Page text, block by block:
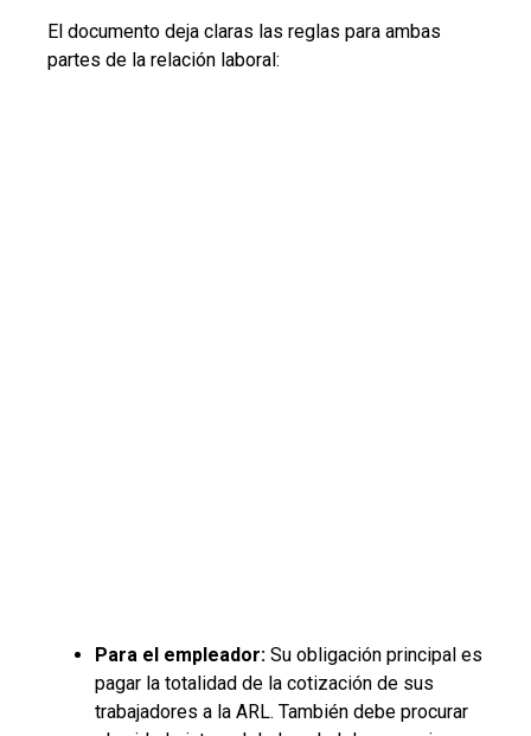
El documento deja claras las reglas para ambas
partes de la relación laboral:
Para el empleador: Su obligación principal es
pagar la totalidad de la cotización de sus
trabajadores a la ARL. También debe procurar